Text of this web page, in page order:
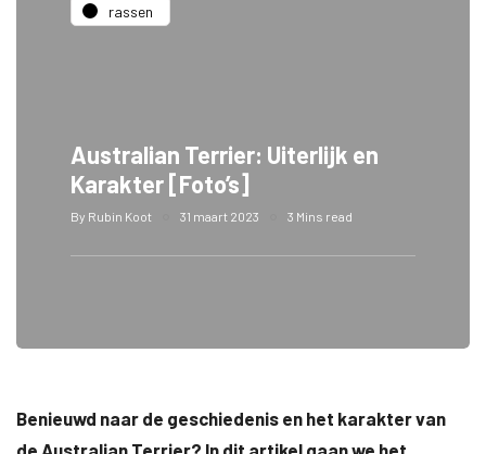
rassen
Australian Terrier: Uiterlijk en
Karakter [Foto’s]
By Rubin Koot 31 maart 2023 3 Mins read
Benieuwd naar de geschiedenis en het karakter van
de Australian Terrier? In dit artikel gaan we het